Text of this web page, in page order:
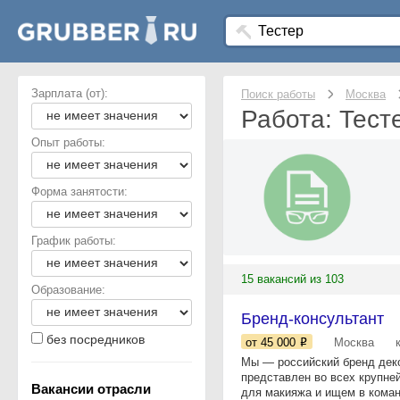
Поиск работы Москва
Работа:
15 вакансий из 103
Бренд-консультант
от 45 000 Москва
Мы — российский бренд
представлен во всех
для макияжа и ищем в
Зарплата (от):
Опыт работы:
Форма занятости:
График работы:
Образование:
без посредников
Вакансии отрасли